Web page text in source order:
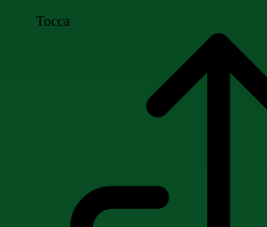
Tocca